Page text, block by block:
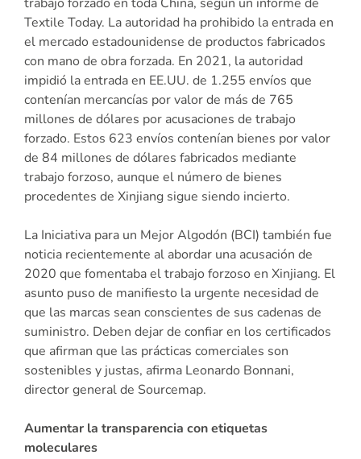
Textile Today. La autoridad ha prohibido la entrada en
el mercado estadounidense de productos fabricados
con mano de obra forzada. En 2021, la autoridad
impidió la entrada en EE.UU. de 1.255 envíos que
contenían mercancías por valor de más de 765
millones de dólares por acusaciones de trabajo
forzado. Estos 623 envíos contenían bienes por valor
de 84 millones de dólares fabricados mediante
trabajo forzoso, aunque el número de bienes
procedentes de Xinjiang sigue siendo incierto.
La Iniciativa para un Mejor Algodón (BCI) también fue
noticia recientemente al abordar una acusación de
2020 que fomentaba el trabajo forzoso en Xinjiang. El
asunto puso de manifiesto la urgente necesidad de
que las marcas sean conscientes de sus cadenas de
suministro. Deben dejar de confiar en los certificados
que afirman que las prácticas comerciales son
sostenibles y justas, afirma Leonardo Bonnani,
director general de Sourcemap.
Aumentar la transparencia con etiquetas
moleculares